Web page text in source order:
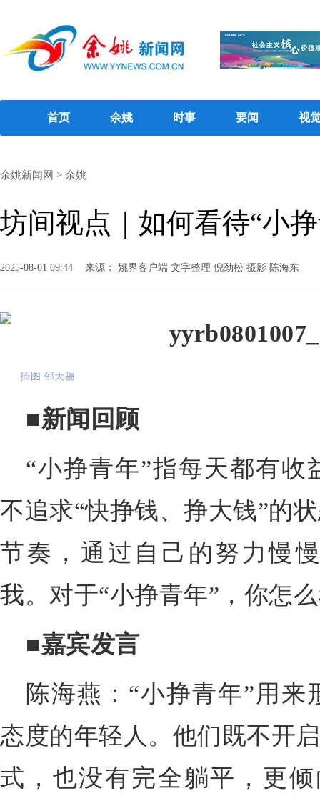
首页 余姚 时事 要闻 视
余姚新闻网 > 余姚
坊间视点｜如何看待“小
2025-08-01 09:44 来源： 姚界客户端 文字整理 倪劲松 摄影 陈海东
插图 邵天骊
■新闻回顾
“小挣青年”指每天都有
不追求“快挣钱、挣大钱”的
节奏，通过自己的努力慢
我。对于“小挣青年”，你怎
■嘉宾发言
陈海燕：“小挣青年”用
态度的年轻人。他们既不开
式，也没有完全躺平，更